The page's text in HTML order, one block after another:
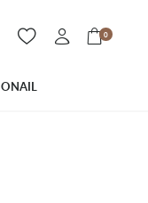
0
ONAIL